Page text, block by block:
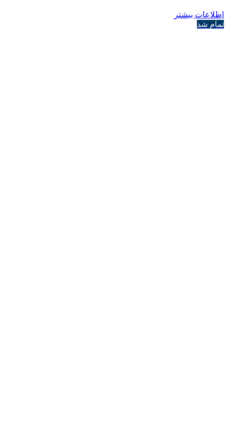
اطلاعات بیشتر
تمام شد